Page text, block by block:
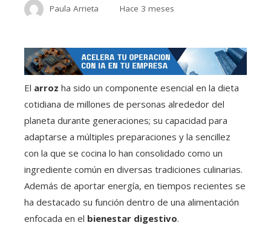
Paula Arrieta Hace 3 meses
El arroz ha sido un componente esencial en la dieta
cotidiana de millones de personas alrededor del
planeta durante generaciones; su capacidad para
adaptarse a múltiples preparaciones y la sencillez
con la que se cocina lo han consolidado como un
ingrediente común en diversas tradiciones culinarias.
Además de aportar energía, en tiempos recientes se
ha destacado su función dentro de una alimentación
enfocada en el bienestar digestivo.